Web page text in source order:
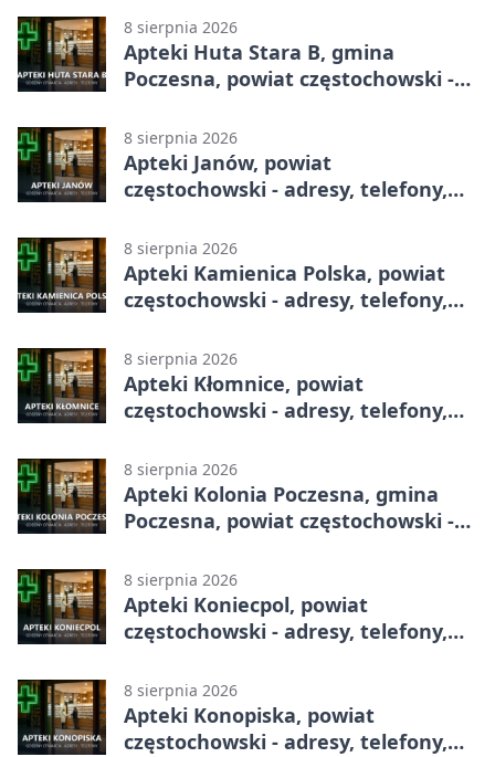
8 sierpnia 2026
Apteki Huta Stara B, gmina
Poczesna, powiat częstochowski -
8 sierpnia 2026
Apteki Janów, powiat
częstochowski - adresy, telefony,
8 sierpnia 2026
Apteki Kamienica Polska, powiat
częstochowski - adresy, telefony,
8 sierpnia 2026
Apteki Kłomnice, powiat
częstochowski - adresy, telefony,
8 sierpnia 2026
Apteki Kolonia Poczesna, gmina
Poczesna, powiat częstochowski -
8 sierpnia 2026
Apteki Koniecpol, powiat
częstochowski - adresy, telefony,
8 sierpnia 2026
Apteki Konopiska, powiat
częstochowski - adresy, telefony,